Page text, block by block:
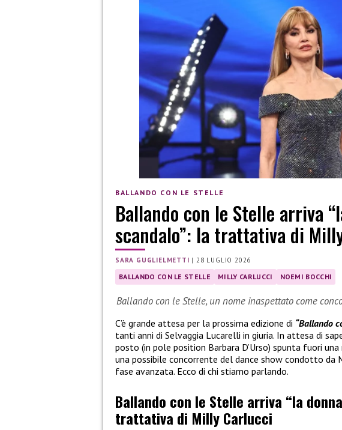
BALLANDO CON LE STELLE
Ballando con le Stelle arriva
scandalo”: la trattativa di
SARA GUGLIELMETTI |28 LUGLIO 2026
BALLANDO CON LE STELLE MILLY CARLUCCI NOEMI BOCCHI
Ballando con le Stelle, un nome inaspettato come
C’è grande attesa per la prossima edizione di “Ballando
tanti anni di Selvaggia Lucarelli in giuria. In attesa di
posto (in pole position Barbara D’Urso) spunta fuori
una possibile concorrente del dance show condotto da
fase avanzata. Ecco di chi stiamo parlando.
Ballando con le Stelle arriva “la
trattativa di Milly Carlucci